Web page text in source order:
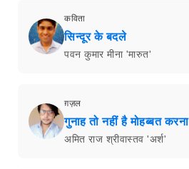
कविता
सिन्दूर के बदले
पवन कुमार मीना 'मारुत'
ग़ज़ल
गुनाह तो नहीं है मोहब्बत करना
अमित राज श्रीवास्तव 'अर्श'